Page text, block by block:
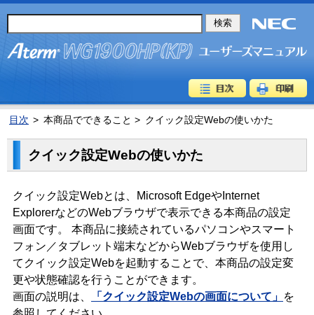
目次 > 本商品でできること > クイック設定Webの使いかた
クイック設定Webの使いかた
クイック設定Webとは、Microsoft EdgeやInternet
ExplorerなどのWebブラウザで表示できる本商品の設定
画面です。 本商品に接続されているパソコンやスマート
フォン／タブレット端末などからWebブラウザを使用し
てクイック設定Webを起動することで、本商品の設定変
更や状態確認を行うことができます。
画面の説明は、
「クイック設定Webの画面について」 を